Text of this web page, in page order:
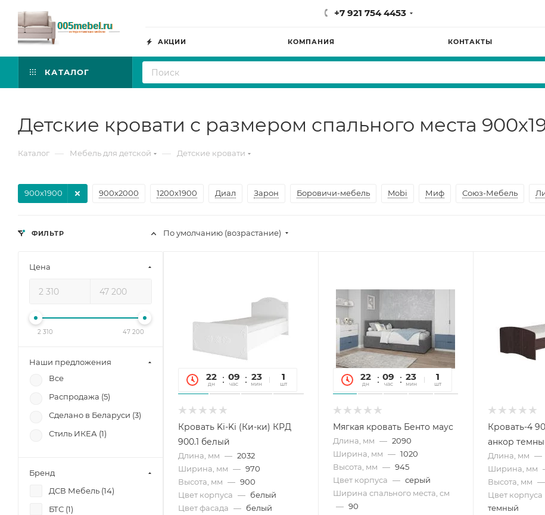
+7 921 754 4453
АКЦИИ КОМПАНИЯ КОНТАКТЫ
КАТАЛОГ
Детские кровати с размером спального места
Каталог — Мебель для детской — Детские кровати
900х2000
900х1900 1200х1900 Диал Зарон Боровичи-мебель Mobi Миф Союз-Мебель
По умолчанию (возрастание)
22
дн
09
час
23
мин
27
сек
1
шт
Кровать Ki-Ki (Ки-ки) КРД
900.1 белый
Длина, мм — 2032
Ширина, мм — 970
Высота, мм — 900
Цвет корпуса — белый
Цвет фасада — белый
22
дн
09
час
23
мин
27
сек
1
шт
Мягкая кровать Бенто маус
Длина, мм — 2090
Ширина, мм — 1020
Высота, мм — 945
Цвет корпуса — серый
Ширина спального места, см
— 90
Кровать-4
анкор
Длина, мм —
Ширина, мм
Высота, мм —
Цвет корпуса
темный
ФИЛЬТР
Цена
2 310 47 200
Наши предложения
Все
Распродажа (5)
Сделано в Беларуси (3)
Стиль ИКЕА (1)
Бренд
ДСВ Мебель (14)
БТС (1)